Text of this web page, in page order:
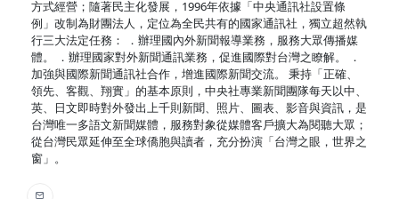
方式經營；隨著民主化發展，1996年依據「中央通訊社設置條
例」改制為財團法人，定位為全民共有的國家通訊社，獨立超然執
行三大法定任務： ．辦理國內外新聞報導業務，服務大眾傳播媒
體。 ．辦理國家對外新聞通訊業務，促進國際對台灣之瞭解。 ．
加強與國際新聞通訊社合作，增進國際新聞交流。 秉持「正確、
領先、客觀、翔實」的基本原則，中央社專業新聞團隊每天以中、
英、日文即時對外發出上千則新聞、照片、圖表、影音與資訊，是
台灣唯一多語文新聞媒體，服務對象從媒體客戶擴大為閱聽大眾；
從台灣民眾延伸至全球僑胞與讀者，充分扮演「台灣之眼，世界之
窗」。